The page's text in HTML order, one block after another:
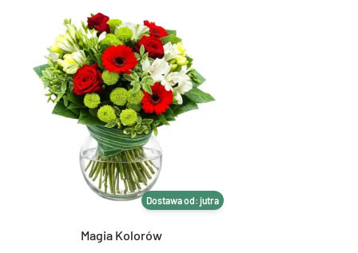
Dostawa od: jutra
Magia Kolorów